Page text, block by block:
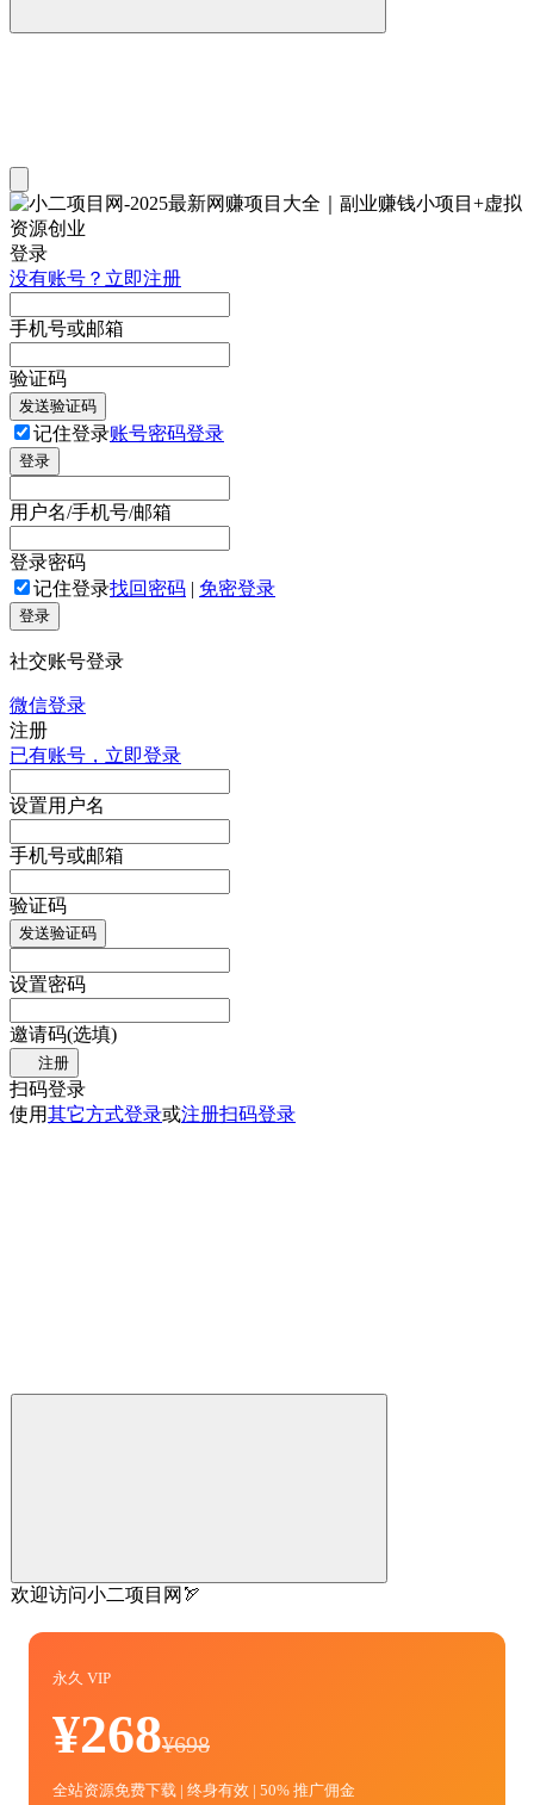
登录
没有账号？立即注册
手机号或邮箱
验证码
发送验证码
记住登录账号密码登录
登录
用户名/手机号/邮箱
登录密码
记住登录找回密码 | 免密登录
登录
社交账号登录
微信登录
注册
已有账号，立即登录
设置用户名
手机号或邮箱
验证码
发送验证码
设置密码
邀请码(选填)
注册
扫码登录
使用其它方式登录或注册扫码登录
欢迎访问小二项目网🏹
永久 VIP
¥268¥698
全站资源免费下载 | 终身有效 | 50% 推广佣金